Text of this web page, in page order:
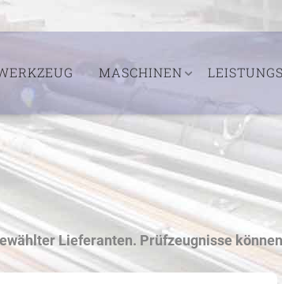
MASCHINEN
Lieferanten. Prüfzeugnisse können